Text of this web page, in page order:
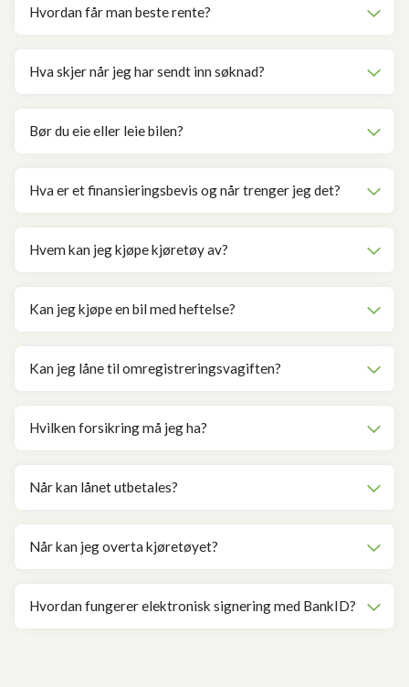
Hvordan får man beste rente?
Hva skjer når jeg har sendt inn søknad?
Bør du eie eller leie bilen?
Hva er et finansieringsbevis og når trenger jeg det?
Hvem kan jeg kjøpe kjøretøy av?
Kan jeg kjøpe en bil med heftelse?
Kan jeg låne til omregistreringsvagiften?
Hvilken forsikring må jeg ha?
Når kan lånet utbetales?
Når kan jeg overta kjøretøyet?
Hvordan fungerer elektronisk signering med BankID?